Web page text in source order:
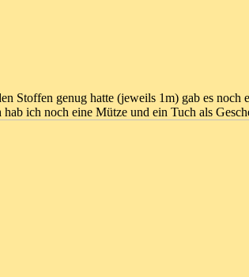
Stoffen genug hatte (jeweils 1m) gab es noch
hab ich noch eine Mütze und ein Tuch als